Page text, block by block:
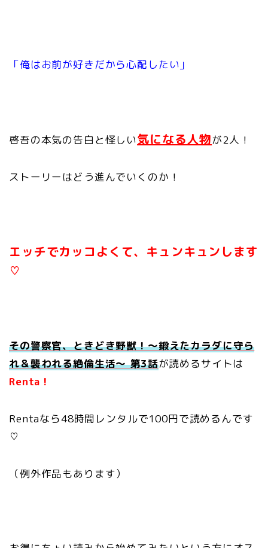
「俺はお前が好きだから心配したい」
啓吾の本気の告白と怪しい気になる人物が2人！
ストーリーはどう進んでいくのか！
エッチでカッコよくて、 キュンキュンします
♡
その警察官、ときどき野獣！～鍛えたカラダに守ら
れ＆襲われる絶倫生活～ 第3話が読めるサイトは
Renta！
Rentaなら48時間レンタルで100円で読めるんです
♡
（例外作品もあります）